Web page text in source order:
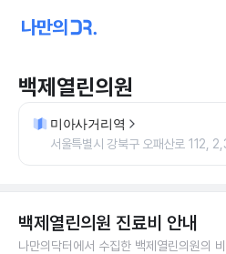
백제열린의원
미아사거리역
서울특별시 강북구 오패산로 112,
백제열린의원 진료비 안내
나만의닥터에서 수집한 백제열린의원의